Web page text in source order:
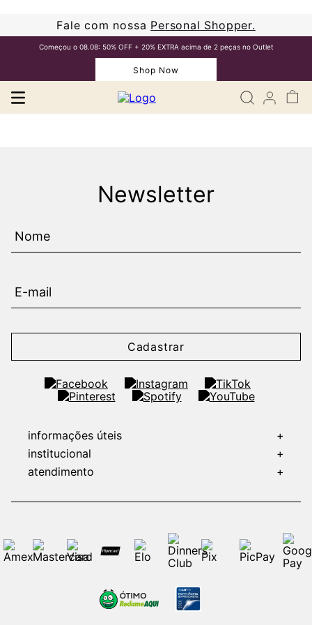
Fale com nossa Personal Shopper.
Começou o 08.08: 50% OFF + 20% EXTRA acima de 2 peças no Outlet
Shop Now
Newsletter
Cadastrar
informações úteis
+
institucional
+
atendimento
+